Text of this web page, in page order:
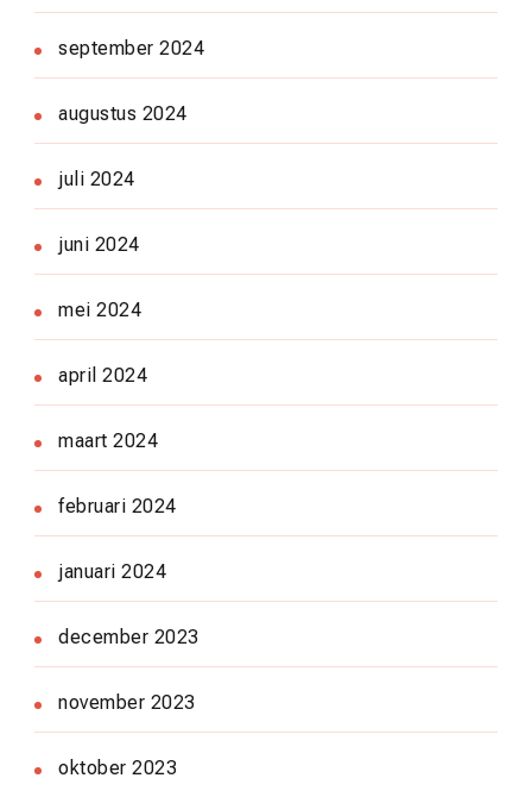
september 2024
augustus 2024
juli 2024
juni 2024
mei 2024
april 2024
maart 2024
februari 2024
januari 2024
december 2023
november 2023
oktober 2023